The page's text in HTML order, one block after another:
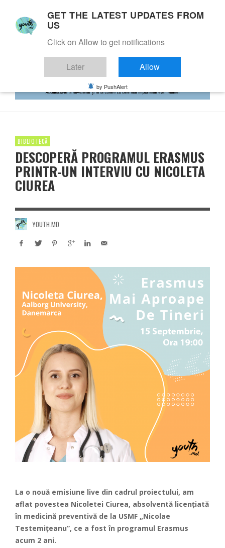
BIBLIOTECĂ
DESCOPERĂ PROGRAMUL ERASMUS
PRINTR-UN INTERVIU CU NICOLETA
CIUREA
YOUTH.MD
La o nouă emisiune live din cadrul proiectului, am
aflat povestea Nicoletei Ciurea, absolventă licențiată
în medicină preventivă de la USMF „Nicolae
Testemițeanu”, ce a fost în programul Erasmus
acum 2 ani.
GET THE LATEST UPDATES FROM
US
Click on Allow to get notifications
Later Allow
by PushAlert